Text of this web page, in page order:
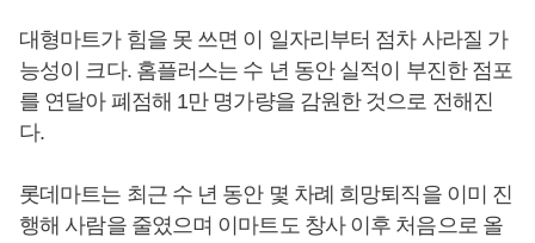
대형마트가 힘을 못 쓰면 이 일자리부터 점차 사라질 가
능성이 크다. 홈플러스는 수 년 동안 실적이 부진한 점포
를 연달아 폐점해 1만 명가량을 감원한 것으로 전해진
다.
롯데마트는 최근 수 년 동안 몇 차례 희망퇴직을 이미 진
행해 사람을 줄였으며 이마트도 창사 이후 처음으로 올